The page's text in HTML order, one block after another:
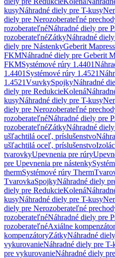
kusyNáhradné diely pre T-kusy
diely pre Nerozoberateľné
rozoberateľnéNáhradné diely pre
rozoberateľnéZátkyNáhradné
diely pre NástenkyGeberit
FKMNáhradné diely pre Geberit
FKMSystémové rúry 1.4401
1.4401 Systémové rúry 1.4521
1.4521VsuvkySpojkyNáhradné
diely pre RedukcieKolená
kusyNáhradné diely pre T-kusy
diely pre Nerozoberateľné
rozoberateľnéNáhradné diely pre
rozoberateľnéZátkyNáhradné
ušľachtilá oceľ, príslušenstvo
ušľachtilá oceľ, príslušenstvo
tvarovkyUpevnenia pre rúry
pre Upevnenia pre nástenky
thermSystémové rúry Therm
TvarovkaSpojkyNáhradné diely
diely pre RedukcieKolená
kusyNáhradné diely pre T-kusy
diely pre Nerozoberateľné
rozoberateľnéNáhradné diely pre
rozoberateľnéAxiálne
kompenzátoryZátkyNáhradné
vykurovanieNáhradné diely pre
pre vykurovanieNáhradné diely